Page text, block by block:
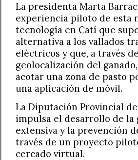
La presidenta Marta
experiencia piloto de esta
tecnología en Catí que
alternativa a los vallados
eléctricos y que, a través
geolocalización del
acotar una zona de pasto
una aplicación de móvil.
La Diputación Provincial
impulsa el desarrollo de la
extensiva y la prevención
través de un proyecto
cercado virtual.